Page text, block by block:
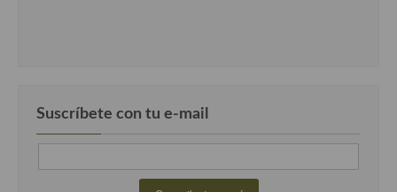
Suscríbete con tu e-mail